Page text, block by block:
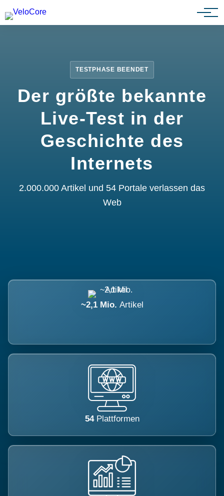
Partnerprogramm
TESTPHASE BEENDET
Der größte bekannte
Live-Test in der
Geschichte des
Internets
2.000.000 Artikel und 54 Portale verlassen das
Web
~2,1 Mio. Artikel
54 Plattformen